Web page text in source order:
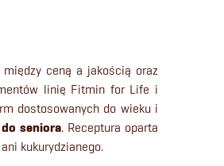
ceną a jakością oraz
linię Fitmin for Life i
dostosowanych do wieku i
seniora. Receptura oparta
kukurydzianego.